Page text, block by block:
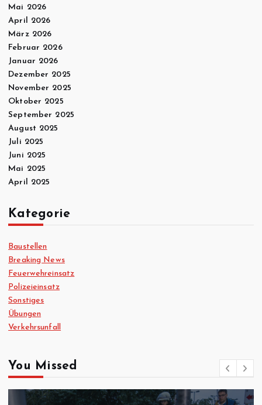
Mai 2026
April 2026
März 2026
Februar 2026
Januar 2026
Dezember 2025
November 2025
Oktober 2025
September 2025
August 2025
Juli 2025
Juni 2025
Mai 2025
April 2025
Kategorie
Baustellen
Breaking News
Feuerwehreinsatz
Polizeieinsatz
Sonstiges
Übungen
Verkehrsunfall
You Missed